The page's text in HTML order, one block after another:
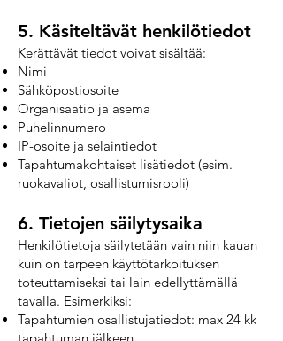
5. Käsiteltävät henkilötiedot
Kerättävät tiedot voivat sisältää:
Nimi
Sähköpostiosoite
Organisaatio ja asema
Puhelinnumero
IP-osoite ja selaintiedot
Tapahtumakohtaiset lisätiedot (esim.
ruokavaliot, osallistumisrooli)
6. Tietojen säilytysaika
Henkilötietoja säilytetään vain niin kauan
kuin on tarpeen käyttötarkoituksen
toteuttamiseksi tai lain edellyttämällä
tavalla. Esimerkiksi:
Tapahtumien osallistujatiedot: max 24 kk